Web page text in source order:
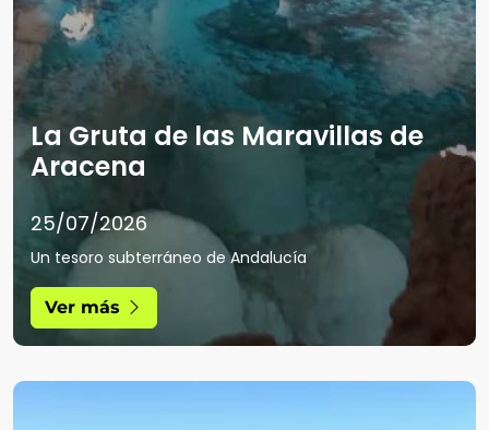
La Gruta de las Maravillas de
Aracena
25/07/2026
Un tesoro subterráneo de Andalucía
Ver más